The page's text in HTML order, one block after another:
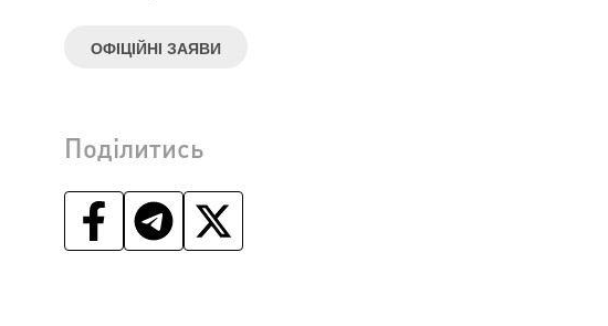
ОФІЦІЙНІ ЗАЯВИ
Поділитись